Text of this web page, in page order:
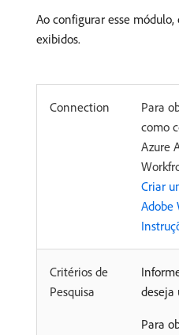
Ao configurar esse módulo,
exibidos.
Connection
Para
como
Azure
Criar
Adobe
Critérios de
Pesquisa
deseja
Para